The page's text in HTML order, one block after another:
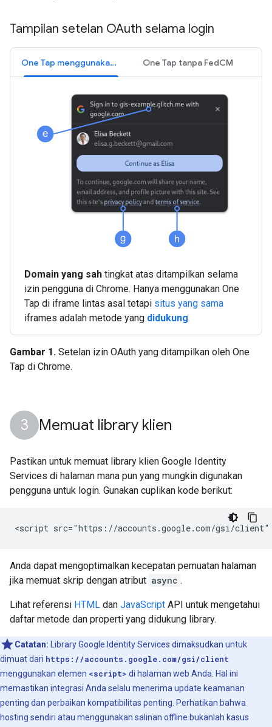
Tampilan setelan OAuth selama login
One Tap menggunakan FedCM One Tap tanpa FedCM
Domain yang sah tingkat atas ditampilkan selama
izin pengguna di Chrome. Hanya menggunakan One
Tap di iframe lintas asal tetapi situs yang sama
iframes adalah metode yang didukung.
Gambar 1. Setelan izin OAuth yang ditampilkan oleh One
Tap di Chrome.
Memuat library klien
Pastikan untuk memuat library klien Google Identity
Services di halaman mana pun yang mungkin digunakan
pengguna untuk login. Gunakan cuplikan kode berikut:
Anda dapat mengoptimalkan kecepatan pemuatan halaman
jika memuat skrip dengan atribut async .
Lihat referensi HTML dan JavaScript API untuk mengetahui
daftar metode dan properti yang didukung library.
Catatan: Library Google Identity Services dimaksudkan untuk
dimuat dari https://accounts.google.com/gsi/client
menggunakan elemen <script> di halaman web Anda. Hal ini
memastikan integrasi Anda selalu menerima update keamanan
penting dan perbaikan kompatibilitas penting. Perhatikan bahwa
hosting sendiri atau menggunakan salinan offline bukanlah kasus